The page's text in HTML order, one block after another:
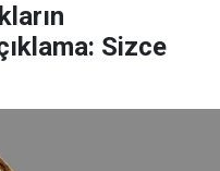
Sizce